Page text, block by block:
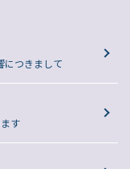
につきまして
す